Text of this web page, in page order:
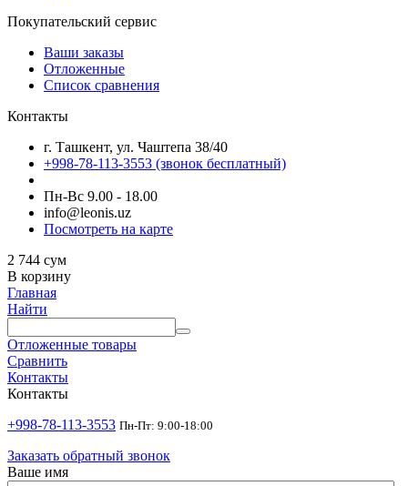
Покупательский сервис
Ваши заказы
Отложенные
Список сравнения
Контакты
г. Ташкент, ул. Чаштепа 38/40
+998-78-113-3553 (звонок бесплатный)
Пн-Вс 9.00 - 18.00
info@leonis.uz
Посмотреть на карте
2 744 сум
В корзину
Главная
Найти
Отложенные товары
Сравнить
Контакты
Контакты
+998-78-113-3553 Пн-Пт: 9:00-18:00
Заказать обратный звонок
Ваше имя